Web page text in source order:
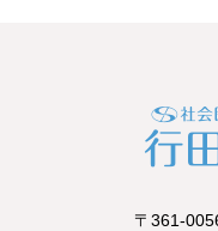
〒361-